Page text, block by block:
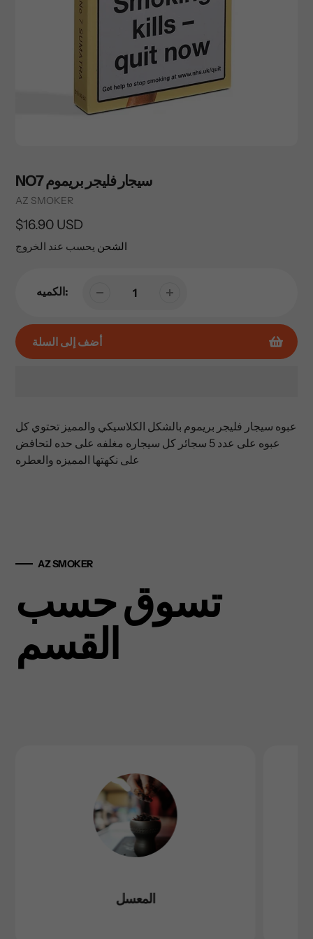
NO7 سيجار فليجر بريموم
Vendor
AZ SMOKER
السعر
العادي
$16.90 USD
الشحن يحسب عند الخروج
الكميه:
أضف إلى السلة
المنتج
إلى
عربة
التسوق
عبوه سيجار فليجر بريموم بالشكل الكلاسيكي والمميز تحتوي كل
عبوه على عدد 5 سجائر كل سيجاره مغلفه على حده لتحافض
على نكهتها المميزه والعطره
AZ SMOKER
تسوق حسب
القسم
المعسل